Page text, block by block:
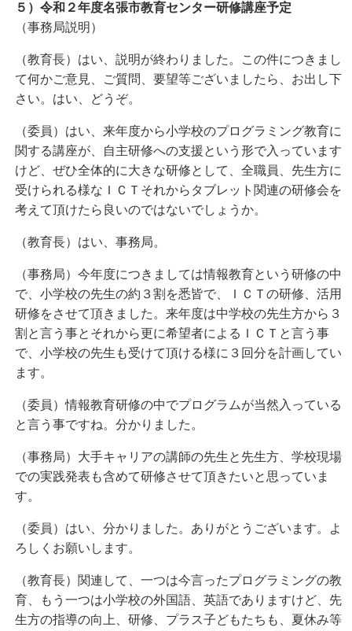
５）令和２年度名張市教育センター研修講座予定
（事務局説明）
（教育長）はい、説明が終わりました。この件につきまし
て何かご意見、ご質問、要望等ございましたら、お出し下
さい。はい、どうぞ。
（委員）はい、来年度から小学校のプログラミング教育に
関する講座が、自主研修への支援という形で入っています
けど、ぜひ全体的に大きな研修として、全職員、先生方に
受けられる様なＩＣＴそれからタブレット関連の研修会を
考えて頂けたら良いのではないでしょうか。
（教育長）はい、事務局。
（事務局）今年度につきましては情報教育という研修の中
で、小学校の先生の約３割を悉皆で、ＩＣＴの研修、活用
研修をさせて頂きました。来年度は中学校の先生方から３
割と言う事とそれから更に希望者によるＩＣＴと言う事
で、小学校の先生も受けて頂ける様に３回分を計画してい
ます。
（委員）情報教育研修の中でプログラムが当然入っている
と言う事ですね。分かりました。
（事務局）大手キャリアの講師の先生と先生方、学校現場
での実践発表も含めて研修させて頂きたいと思っていま
す。
（委員）はい、分かりました。ありがとうございます。よ
ろしくお願いします。
（教育長）関連して、一つは今言ったプログラミングの教
育、もう一つは小学校の外国語、英語でありますけど、先
生方の指導の向上、研修、プラス子どもたちも、夏休み等